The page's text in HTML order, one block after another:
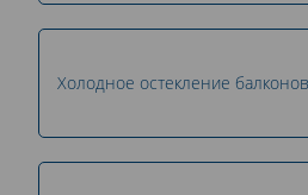
Холодное остекление балконов